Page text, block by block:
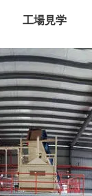
工場見学